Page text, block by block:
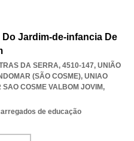
Jardim-de-infancia De
DA SERRA, 4510-147, UNIÃO
(SÃO COSME), UNIAO
COSME VALBOM JOVIM,
de educação